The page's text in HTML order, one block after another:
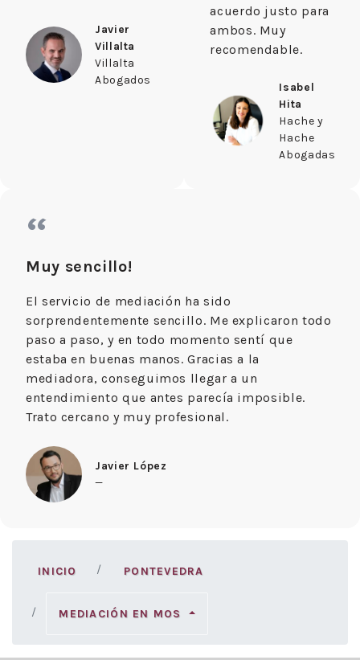
Javier
Villalta
Villalta
Abogados
acuerdo justo para
ambos. Muy
recomendable.
Isabel
Hita
Hache y
Hache
Abogadas
“
Muy sencillo!
El servicio de mediación ha sido
sorprendentemente sencillo. Me explicaron todo
paso a paso, y en todo momento sentí que
estaba en buenas manos. Gracias a la
mediadora, conseguimos llegar a un
entendimiento que antes parecía imposible.
Trato cercano y muy profesional.
Javier López
—
INICIO PONTEVEDRA
MEDIACIÓN EN MOS